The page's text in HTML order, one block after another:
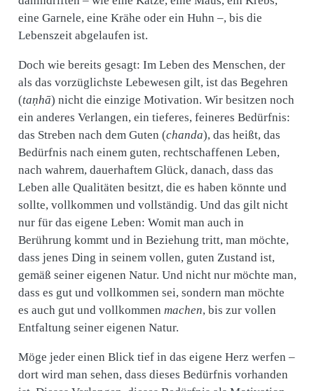
eine Garnele, eine Krähe oder ein Huhn –, bis die
Lebenszeit abgelaufen ist.
Doch wie bereits gesagt: Im Leben des Menschen, der
als das vorzüglichste Lebewesen gilt, ist das Begehren
(taṇhā) nicht die einzige Motivation. Wir besitzen noch
ein anderes Verlangen, ein tieferes, feineres Bedürfnis:
das Streben nach dem Guten (chanda), das heißt, das
Bedürfnis nach einem guten, rechtschaffenen Leben,
nach wahrem, dauerhaftem Glück, danach, dass das
Leben alle Qualitäten besitzt, die es haben könnte und
sollte, vollkommen und vollständig. Und das gilt nicht
nur für das eigene Leben: Womit man auch in
Berührung kommt und in Beziehung tritt, man möchte,
dass jenes Ding in seinem vollen, guten Zustand ist,
gemäß seiner eigenen Natur. Und nicht nur möchte man,
dass es gut und vollkommen sei, sondern man möchte
es auch gut und vollkommen machen, bis zur vollen
Entfaltung seiner eigenen Natur.
Möge jeder einen Blick tief in das eigene Herz werfen –
dort wird man sehen, dass dieses Bedürfnis vorhanden